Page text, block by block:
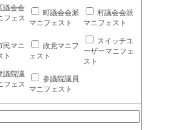
議会会
フェス
町議会会派
マニフェスト
村議会会派
マニフェスト
民マニ
ト
政党マニフ
ェスト
スイッチユ
ーザーマニフェ
スト
議院議
フェス
参議院議員
マニフェスト